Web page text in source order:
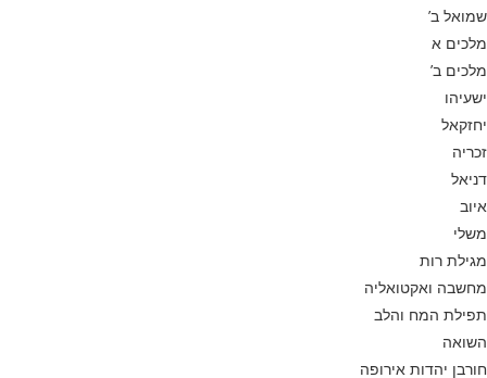
שמואל ב’
מלכים א
מלכים ב’
ישעיהו
יחזקאל
זכריה
דניאל
איוב
משלי
מגילת רות
מחשבה ואקטואליה
תפילת המח והלב
השואה
חורבן יהדות אירופה